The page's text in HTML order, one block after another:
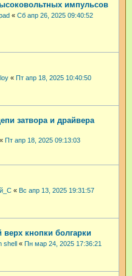
импульсов
« Сб апр 26, 2025 09:40:52
« Пт апр 18, 2025 10:40:50
затвора и драйвера
« Пт апр 18, 2025 09:13:03
« Вс апр 13, 2025 19:31:57
кнопки болгарки
shell « Пн мар 24, 2025 17:36:21